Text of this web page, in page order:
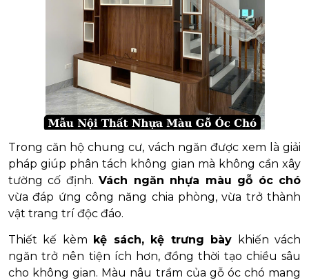
Trong căn hộ chung cư, vách ngăn được xem là giải
pháp giúp phân tách không gian mà không cần xây
tường cố định.Vách ngăn nhựa màu gỗ óc chó
vừa đáp ứng công năng chia phòng, vừa trở thành
vật trang trí độc đáo.
Thiết kế kèm kệ sách, kệ trưng bày khiến vách
ngăn trở nên tiện ích hơn, đồng thời tạo chiều sâu
cho không gian. Màu nâu trầm của gỗ óc chó mang